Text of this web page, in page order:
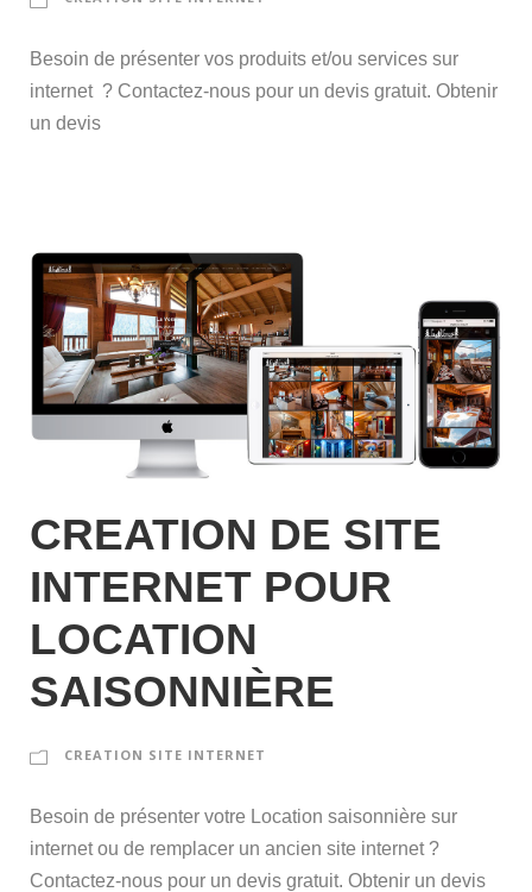
Besoin de présenter vos produits et/ou services sur
internet ? Contactez-nous pour un devis gratuit. Obtenir
un devis
CREATION DE SITE
INTERNET POUR
LOCATION
SAISONNIÈRE
CREATION SITE INTERNET
Besoin de présenter votre Location saisonnière sur
internet ou de remplacer un ancien site internet ?
Contactez-nous pour un devis gratuit. Obtenir un devis